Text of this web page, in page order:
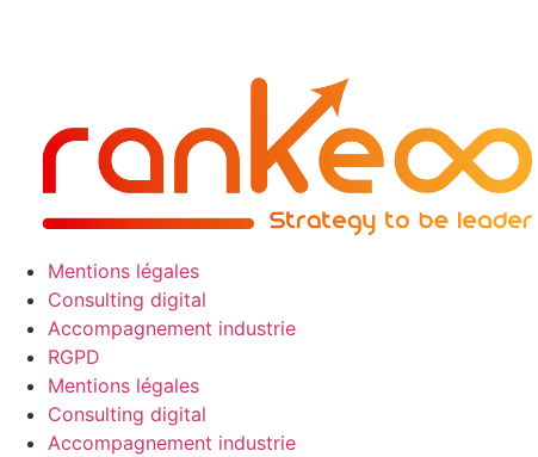
Mentions légales
Consulting digital
Accompagnement industrie
RGPD
Mentions légales
Consulting digital
Accompagnement industrie